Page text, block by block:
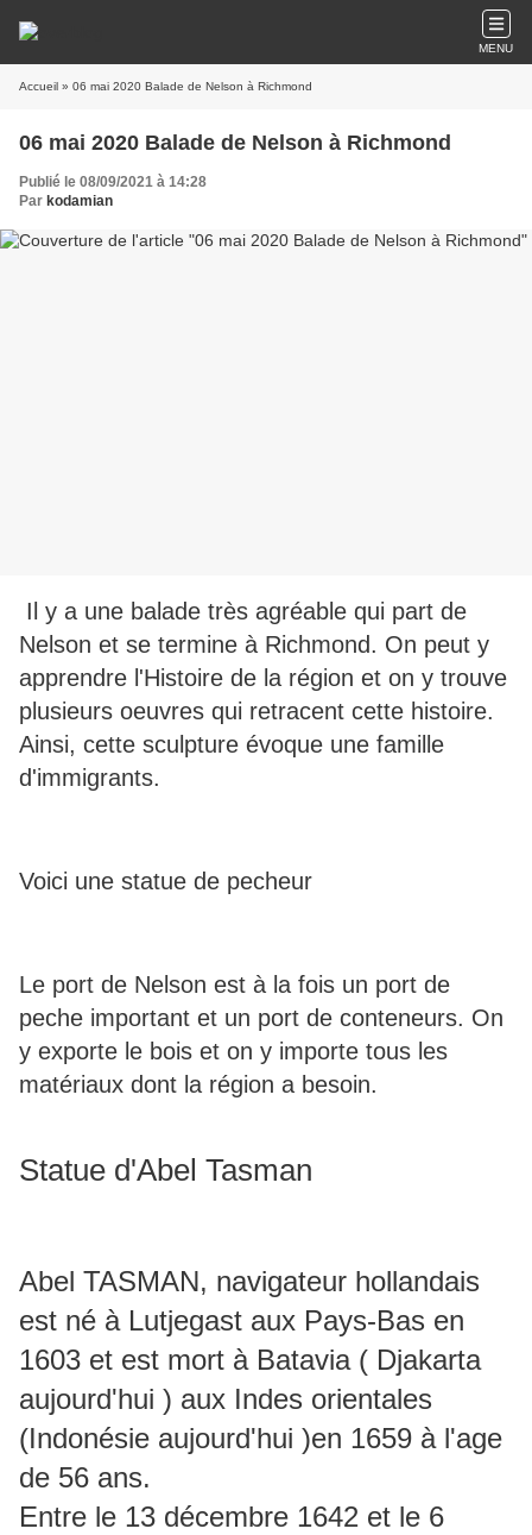
MENU
Accueil » 06 mai 2020 Balade de Nelson à Richmond
06 mai 2020 Balade de Nelson à Richmond
Publié le 08/09/2021 à 14:28
Par kodamian
Il y a une balade très agréable qui part de
Nelson et se termine à Richmond. On peut y
apprendre l'Histoire de la région et on y trouve
plusieurs oeuvres qui retracent cette histoire.
Ainsi, cette sculpture évoque une famille
d'immigrants.
Voici une statue de pecheur
Le port de Nelson est à la fois un port de
peche important et un port de conteneurs. On
y exporte le bois et on y importe tous les
matériaux dont la région a besoin.
Statue d'Abel Tasman
Abel TASMAN, navigateur hollandais
est né à Lutjegast aux Pays-Bas en
1603 et est mort à Batavia ( Djakarta
aujourd'hui ) aux Indes orientales
(Indonésie aujourd'hui )en 1659 à l'age
de 56 ans.
Entre le 13 décembre 1642 et le 6